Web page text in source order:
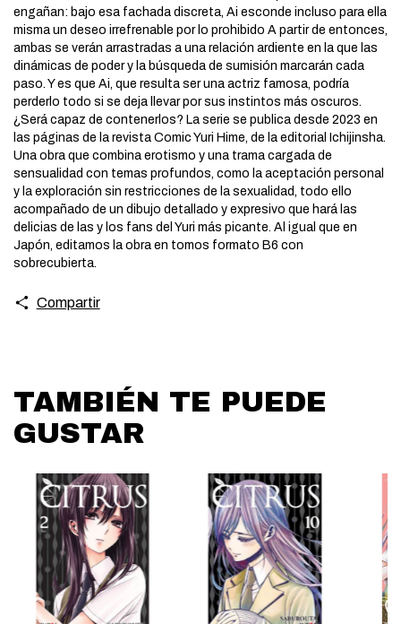
engañan: bajo esa fachada discreta, Ai esconde incluso para ella
misma un deseo irrefrenable por lo prohibido A partir de entonces,
ambas se verán arrastradas a una relación ardiente en la que las
dinámicas de poder y la búsqueda de sumisión marcarán cada
paso. Y es que Ai, que resulta ser una actriz famosa, podría
perderlo todo si se deja llevar por sus instintos más oscuros.
¿Será capaz de contenerlos? La serie se publica desde 2023 en
las páginas de la revista Comic Yuri Hime, de la editorial Ichijinsha.
Una obra que combina erotismo y una trama cargada de
sensualidad con temas profundos, como la aceptación personal
y la exploración sin restricciones de la sexualidad, todo ello
acompañado de un dibujo detallado y expresivo que hará las
delicias de las y los fans del Yuri más picante. Al igual que en
Japón, editamos la obra en tomos formato B6 con
sobrecubierta.
Compartir
TAMBIÉN TE PUEDE
GUSTAR